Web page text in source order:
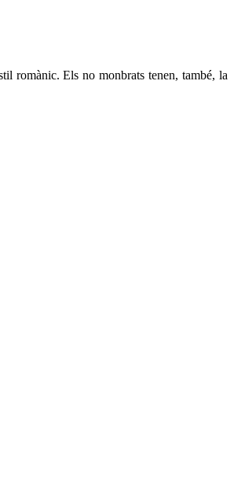
romànic. Els no monbrats tenen, també, la